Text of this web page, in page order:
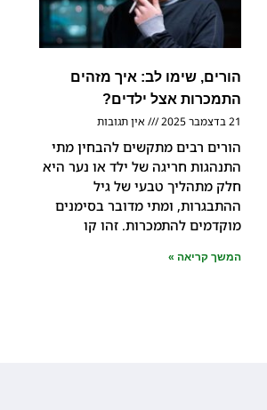
הורים, שימו לב: איך מזהים
התמכרות אצל ילדים?
21 בדצמבר 2025
אין תגובות
הורים רבים מתקשים להבחין מתי
התנהגות חריגה של ילד או נער היא
חלק מתהליך טבעי של גיל
ההתבגרות, ומתי מדובר בסימנים
מוקדמים להתמכרות. זהו קו
המשך קריאה »